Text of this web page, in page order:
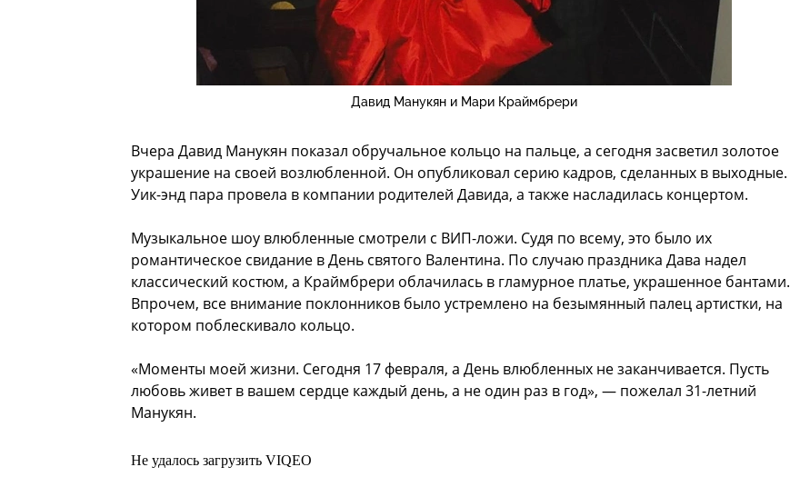
Давид Манукян и Мари Краймбрери
Вчера Давид Манукян показал обручальное кольцо на пальце, а сегодня засветил золотое
украшение на своей возлюбленной. Он опубликовал серию кадров, сделанных в выходные.
Уик-энд пара провела в компании родителей Давида, а также насладилась концертом.
Музыкальное шоу влюбленные смотрели с ВИП-ложи. Судя по всему, это было их
романтическое свидание в День святого Валентина. По случаю праздника Дава надел
классический костюм, а Краймбрери облачилась в гламурное платье, украшенное бантами.
Впрочем, все внимание поклонников было устремлено на безымянный палец артистки, на
котором поблескивало кольцо.
«Моменты моей жизни. Сегодня 17 февраля, а День влюбленных не заканчивается. Пусть
любовь живет в вашем сердце каждый день, а не один раз в год», — пожелал 31-летний
Манукян.
Не удалось загрузить VIQEO